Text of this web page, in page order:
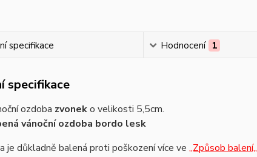
specifikace Hodnocení 1
specifikace
ozdoba zvoneko velikosti 5,5cm.
vánoční ozdoba bordo lesk
je důkladně balená proti poškození více ve ,,Způsob balení,,